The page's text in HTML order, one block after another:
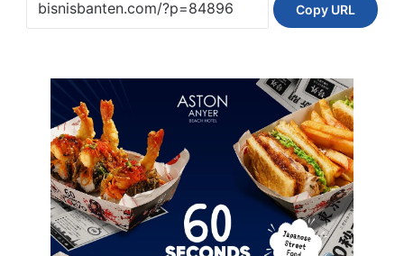
Copy URL